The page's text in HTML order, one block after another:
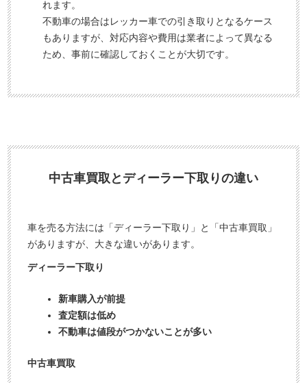
れます。
不動車の場合はレッカー車での引き取りとなるケース
もありますが、対応内容や費用は業者によって異なる
ため、事前に確認しておくことが大切です。
中古車買取とディーラー下取りの違い
車を売る方法には「ディーラー下取り」と「中古車買取」
がありますが、大きな違いがあります。
ディーラー下取り
新車購入が前提
査定額は低め
不動車は値段がつかないことが多い
中古車買取